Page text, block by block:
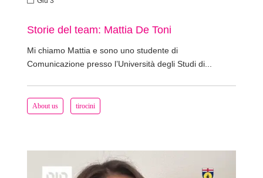
About us tirocini
Storie del team: Mattia De Toni
Mi chiamo Mattia e sono uno studente di
Comunicazione presso l’Università degli Studi di...